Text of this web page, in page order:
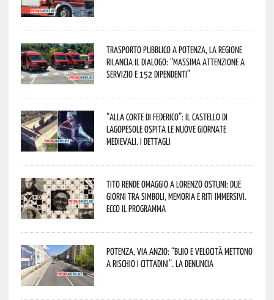
Trasporto pubblico a Potenza, la Regione
rilancia il dialogo: “Massima attenzione a
servizio e 152 dipendenti”
“Alla corte di Federico”: il Castello di
Lagopesole ospita le nuove Giornate
Medievali. I dettagli
Tito rende omaggio a Lorenzo Ostuni: due
giorni tra simboli, memoria e riti immersivi.
Ecco il programma
Potenza, Via Anzio: “Buio e velocità mettono
a rischio i cittadini”. La denuncia